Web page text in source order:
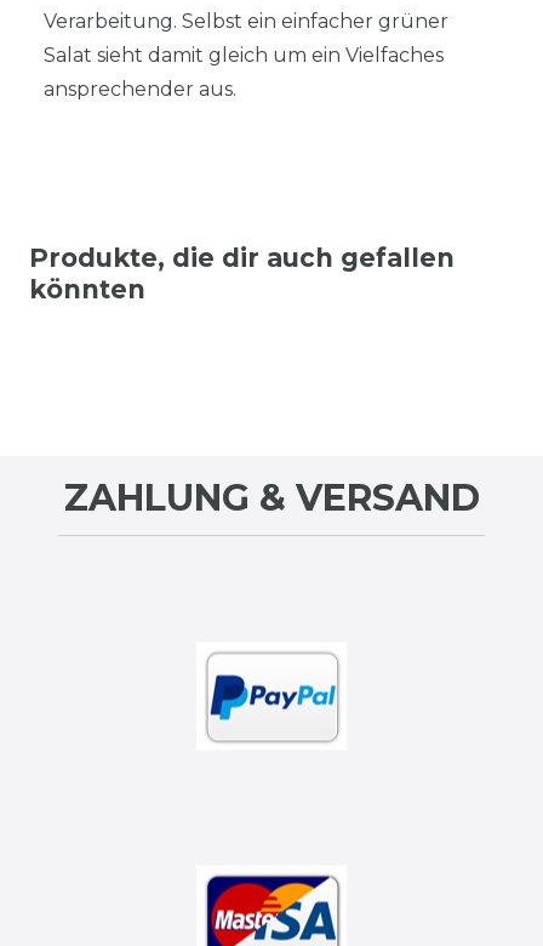
Verarbeitung. Selbst ein einfacher grüner
Salat sieht damit gleich um ein Vielfaches
ansprechender aus.
Produkte, die dir auch gefallen
könnten
ZAHLUNG & VERSAND